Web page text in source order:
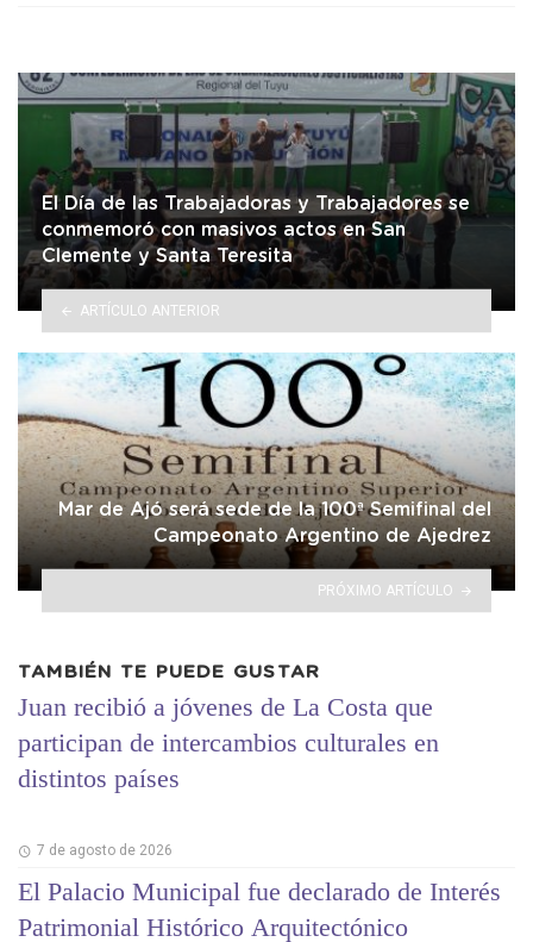
El Día de las Trabajadoras y Trabajadores se
conmemoró con masivos actos en San
Clemente y Santa Teresita
ARTÍCULO ANTERIOR
Mar de Ajó será sede de la 100ª Semifinal del
Campeonato Argentino de Ajedrez
PRÓXIMO ARTÍCULO
TAMBIÉN TE PUEDE GUSTAR
Juan recibió a jóvenes de La Costa que
participan de intercambios culturales en
distintos países
7 de agosto de 2026
El Palacio Municipal fue declarado de Interés
Patrimonial Histórico Arquitectónico